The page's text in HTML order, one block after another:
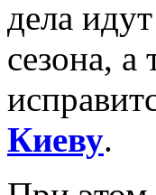
дела
сезона, а
Киеву.